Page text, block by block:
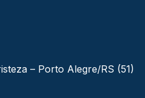
– Porto Alegre/RS (51)